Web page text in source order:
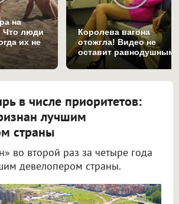
на
Что люди
их не
Королева вагона
отожгла! Видео не
оставит равнодушным
в числе приоритетов:
лучшим
страны
во второй раз за четыре года
девелопером страны.